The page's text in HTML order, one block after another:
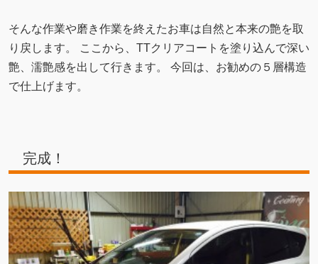
そんな作業や磨き作業を終えたお車は自然と本来の艶を取
り戻します。 ここから、TTクリアコートを塗り込んで深い
艶、濡艶感を出して行きます。 今回は、お勧めの５層構造
で仕上げます。
完成！